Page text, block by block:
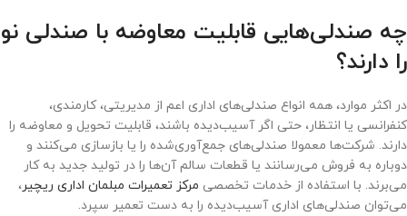
چه صندلی‌هایی قابلیت معاوضه با صندلی نو
را دارند؟
در اکثر موارد، همه انواع صندلی‌های اداری اعم از مدیریتی، کارمندی،
کنفرانسی یا انتظار، حتی اگر آسیب‌دیده باشند، قابلیت تحویل و معاوضه را
دارند. شرکت‌ها معمولا صندلی‌های جمع‌آوری‌شده را یا بازسازی می‌کنند و
دوباره به فروش می‌رسانند یا قطعات سالم آن‌ها را در تولید جدید به کار
می‌برند. با استفاده از خدمات تخصصی مرکز تعمیرات مبلمان اداری ریچیر،
می‌توان صندلی‌های اداری آسیب‌دیده را به دست تعمیر سپرد.